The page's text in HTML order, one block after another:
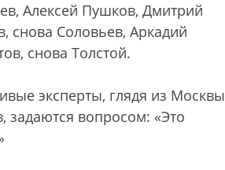
Алексей Пушков, Дмитрий
снова Соловьев, Аркадий
снова Толстой.
эксперты, глядя из Москвы
задаются вопросом: «Это